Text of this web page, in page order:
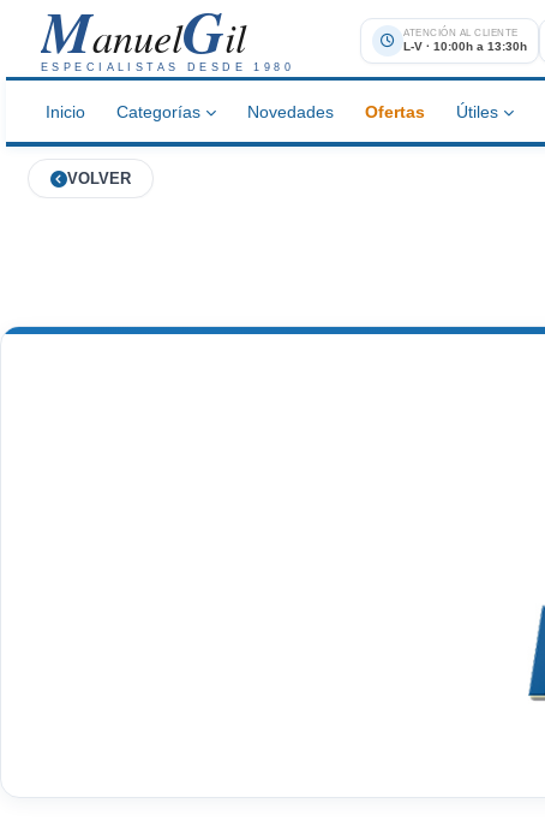
ManuelGil
ESPECIALISTAS DESDE 1980
ATENCIÓN AL CLIENTE
L-V · 10:00h a 13:30h
Inicio Categorías Novedades Ofertas Útiles
VOLVER